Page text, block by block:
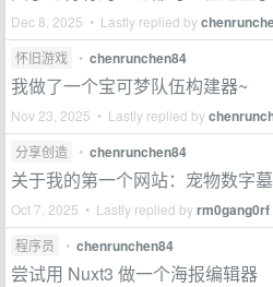
Dec 8, 2025 • Lastly replied by
怀旧游戏 • chenrunchen84
我做了一个宝可梦队伍构建器~
Nov 23, 2025 • Lastly replied by
分享创造 • chenrunchen84
关于我的第一个网站：宠物数字
Oct 7, 2025 • Lastly replied byrm0gang0rf
程序员 • chenrunchen84
尝试用 Nuxt3 做一个海报编辑器